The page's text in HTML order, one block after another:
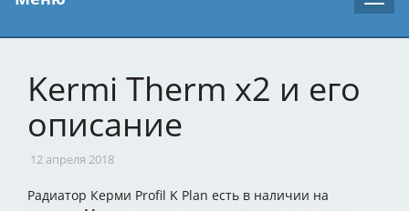
Kermi Therm x2 и его
описание
12 апреля 2018
Радиатор Керми Profil K Plan есть в наличии на